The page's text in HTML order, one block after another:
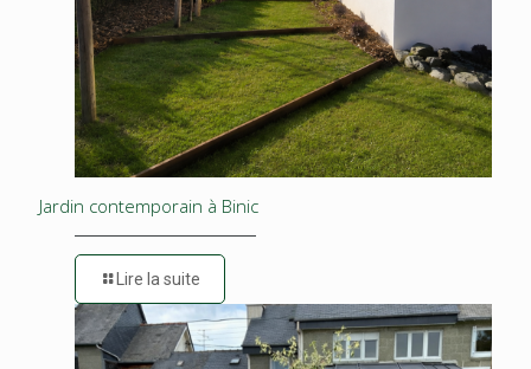
Jardin contemporain à Binic
Lire la suite